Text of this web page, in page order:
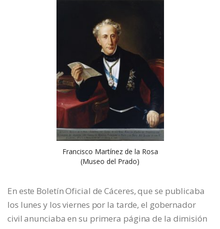
Francisco Martínez de la Rosa
(Museo del Prado)
En este Boletín Oficial de Cáceres, que se publicaba
los lunes y los viernes por la tarde, el gobernador
civil anunciaba en su primera página de la dimisión